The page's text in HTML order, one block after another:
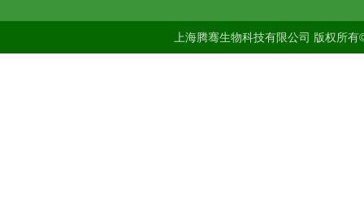
上海腾骞生物科技有限公司 版权所